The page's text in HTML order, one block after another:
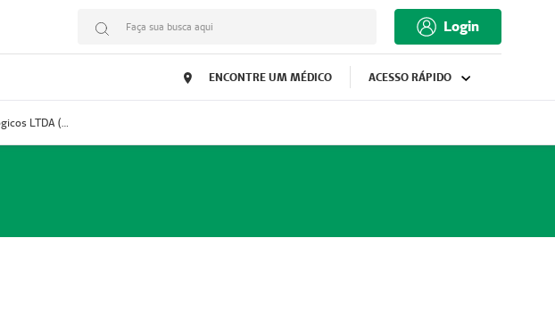
Faça sua busca aqui Login
ENCONTRE UM MÉDICO ACESSO RÁPIDO
Prestador Decordis Exames Cardiológicos LTDA (51004347-4)